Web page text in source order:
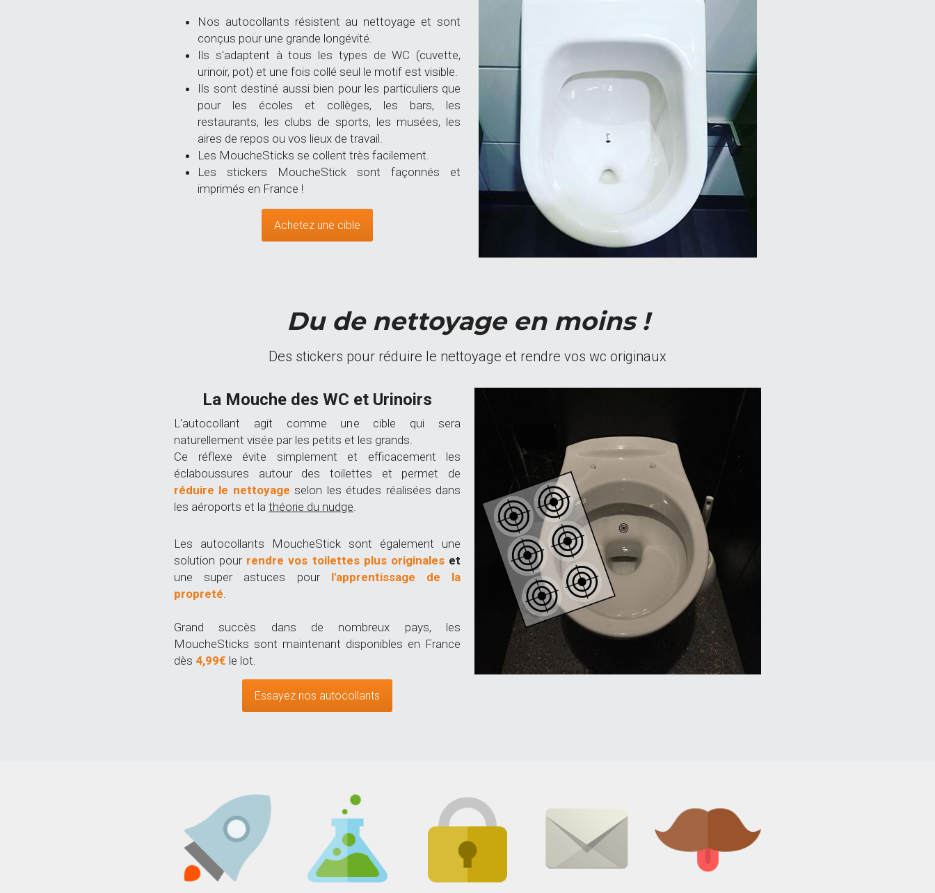
Nos autocollants résistent au nettoyage et sont
conçus pour une grande longévité.
Ils s'adaptent à tous les types de WC (cuvette,
urinoir, pot) et une fois collé seul le motif est visible.
Ils sont destiné aussi bien pour les particuliers que
pour les écoles et collèges, les bars, les
restaurants, les clubs de sports, les musées, les
aires de repos ou vos lieux de travail.
Les MoucheSticks se collent très facilement.
Les stickers MoucheStick sont façonnés et
imprimés en France !
Achetez une cible
Des stickers pour réduire le nettoyage et rendre vos wc originaux
L'autocollant agit comme une cible qui sera
naturellement visée par les petits et les grands.
Ce réflexe évite simplement et efficacement les
réduire le nettoyage
selon les études réalisées dans
les aéroports et la
théorie du nudge .
solution pour
rendre vos toilettes plus originales
une super astuces pour l'apprentissage de la
propreté
Grand succès dans de nombreux pays, les
MoucheSticks sont maintenant disponibles en France
dès
4,99€ le lot.
Livraison rapide Matériaux de qualité Site sécurisé